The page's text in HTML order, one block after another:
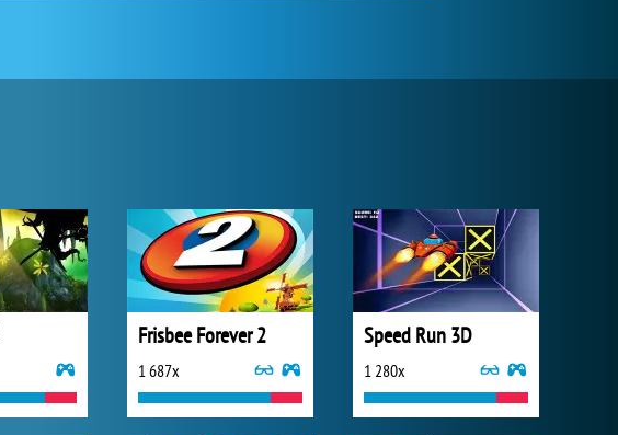
Frisbee Forever 2
1 687x
Speed Run 3D
1 280x